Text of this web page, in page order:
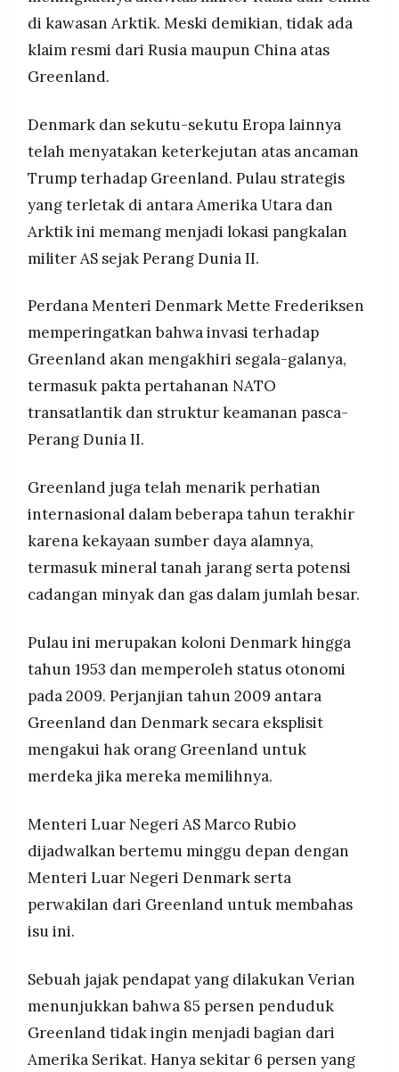
di kawasan Arktik. Meski demikian, tidak ada
klaim resmi dari Rusia maupun China atas
Greenland.
Denmark dan sekutu-sekutu Eropa lainnya
telah menyatakan keterkejutan atas ancaman
Trump terhadap Greenland. Pulau strategis
yang terletak di antara Amerika Utara dan
Arktik ini memang menjadi lokasi pangkalan
militer AS sejak Perang Dunia II.
Perdana Menteri Denmark Mette Frederiksen
memperingatkan bahwa invasi terhadap
Greenland akan mengakhiri segala-galanya,
termasuk pakta pertahanan NATO
transatlantik dan struktur keamanan pasca-
Perang Dunia II.
Greenland juga telah menarik perhatian
internasional dalam beberapa tahun terakhir
karena kekayaan sumber daya alamnya,
termasuk mineral tanah jarang serta potensi
cadangan minyak dan gas dalam jumlah besar.
Pulau ini merupakan koloni Denmark hingga
tahun 1953 dan memperoleh status otonomi
pada 2009. Perjanjian tahun 2009 antara
Greenland dan Denmark secara eksplisit
mengakui hak orang Greenland untuk
merdeka jika mereka memilihnya.
Menteri Luar Negeri AS Marco Rubio
dijadwalkan bertemu minggu depan dengan
Menteri Luar Negeri Denmark serta
perwakilan dari Greenland untuk membahas
isu ini.
Sebuah jajak pendapat yang dilakukan Verian
menunjukkan bahwa 85 persen penduduk
Greenland tidak ingin menjadi bagian dari
Amerika Serikat. Hanya sekitar 6 persen yang